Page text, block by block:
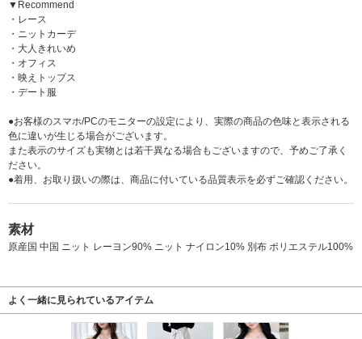
▼Recommend
・レース
・ニットカーデ
・大人きれいめ
・オフィス
・映えトップス
・デート服
●お客様のスマホ/PCのモニターの設定により、実際の商品の色味と表示される
色に違いが生じる場合がございます。
また表示のサイズも実物とは若干異なる場合もございますので、予めご了承く
ださい。
●着用、お取り扱いの際は、商品に付いている品質表示を必ずご確認ください。
素材
原産国 中国 ニット レーヨン90% ニット ナイロン10% 別布 ポリエステル100%
よく一緒に見られているアイテム